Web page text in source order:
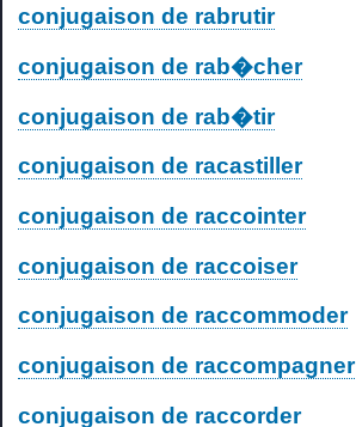
conjugaison de rabrutir
conjugaison de rab�cher
conjugaison de rab�tir
conjugaison de racastiller
conjugaison de raccointer
conjugaison de raccoiser
conjugaison de raccommoder
conjugaison de raccompagner
conjugaison de raccorder